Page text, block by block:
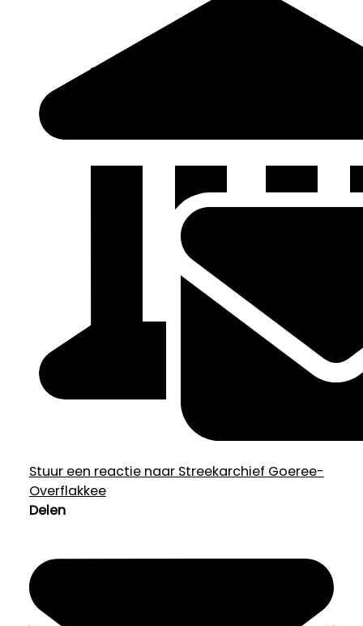
Stuur een reactie naar Streekarchief Goeree-
Overflakkee
Delen